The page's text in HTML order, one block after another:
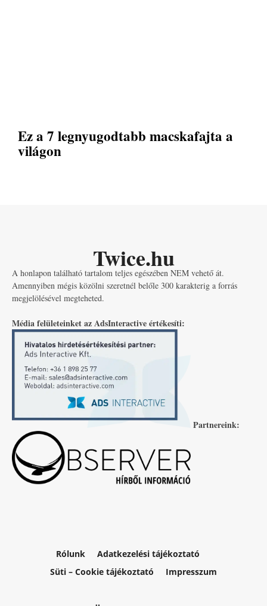
Ez a 7 legnyugodtabb macskafajta a
világon
Twice.hu
A honlapon található tartalom teljes egészében NEM vehető át.
Amennyiben mégis közölni szeretnél belőle 300 karakterig a forrás
megjelölésével megteheted.
Média felületeinket az AdsInteractive értékesíti:
Partnereink:
Rólunk
Adatkezelési tájékoztató
Süti – Cookie tájékoztató
Impresszum